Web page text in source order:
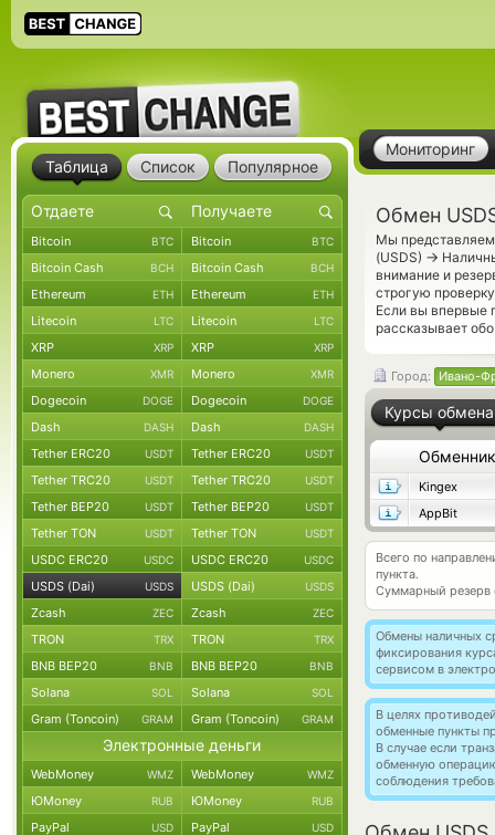
Мониторинг
Обмен
Мы представляем
(USDS) →
внимание и
строгую
Если вы впервые
рассказывает
Город: Ивано-
Курсы обмена
Обменник
Kingex
AppBit
Всего по
пункта.
Суммарный резерв
Обмены наличных
фиксирования
сервисом в
В целях
обменные пункты
В случае если
обменную
соблюдения
Таблица Список Популярное
Bitcoin BTC Bitcoin BTC
Bitcoin Cash BCH Bitcoin Cash BCH
Ethereum ETH Ethereum ETH
Litecoin LTC Litecoin LTC
XRP XRP XRP XRP
Monero XMR Monero XMR
Dogecoin DOGE Dogecoin DOGE
Dash DASH Dash DASH
Tether ERC20 USDT Tether ERC20 USDT
Tether TRC20 USDT Tether TRC20 USDT
Tether BEP20 USDT Tether BEP20 USDT
Tether TON USDT Tether TON USDT
USDC ERC20 USDC USDC ERC20 USDC
USDS (Dai) USDS USDS (Dai) USDS
Zcash ZEC Zcash ZEC
TRON TRX TRON TRX
BNB BEP20 BNB BNB BEP20 BNB
Solana SOL Solana SOL
Gram (Toncoin) GRAM Gram (Toncoin) GRAM
Электронные деньги
WebMoney WMZ WebMoney WMZ
ЮMoney RUB ЮMoney RUB
PayPal USD PayPal USD